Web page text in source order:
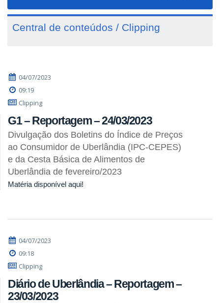
Central de conteúdos / Clipping
04/07/2023
09:19
Clipping
G1 – Reportagem – 24/03/2023
Divulgação dos Boletins do Índice de Preços
ao Consumidor de Uberlândia (IPC-CEPES)
e da Cesta Básica de Alimentos de
Uberlândia de fevereiro/2023
Matéria disponível aqui!
04/07/2023
09:18
Clipping
Diário de Uberlândia – Reportagem –
23/03/2023